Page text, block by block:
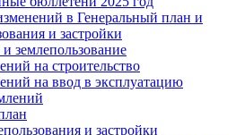
в Генеральный план и
и застройки
и землепользование
на строительство
на ввод в эксплуатацию
и застройки